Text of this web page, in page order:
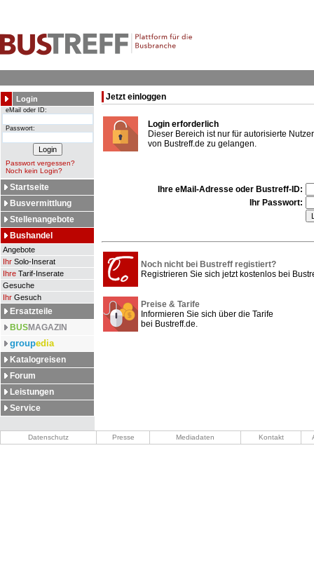
Login
eMail oder ID:
Passwort:
Passwort vergessen?
Noch kein Login?
Startseite
Busvermittlung
Stellenangebote
Bushandel
Angebote
Ihr Solo-Inserat
Ihre Tarif-Inserate
Gesuche
Ihr Gesuch
Ersatzteile
BUSMAGAZIN
groupedia
Katalogreisen
Forum
Leistungen
Service
Jetzt einloggen
Login erforderlich
Dieser Bereich ist nur für autorisierte
von Bustreff.de zu gelangen.
Ihre eMail-Adresse oder Bustreff-ID:
Ihr Passwort:
Noch nicht bei Bustreff registiert?
Registrieren Sie sich jetzt kostenlos bei
Preise & Tarife
Informieren Sie sich über die Tarife
bei Bustreff.de.
Datenschutz Presse Mediadaten Kontakt